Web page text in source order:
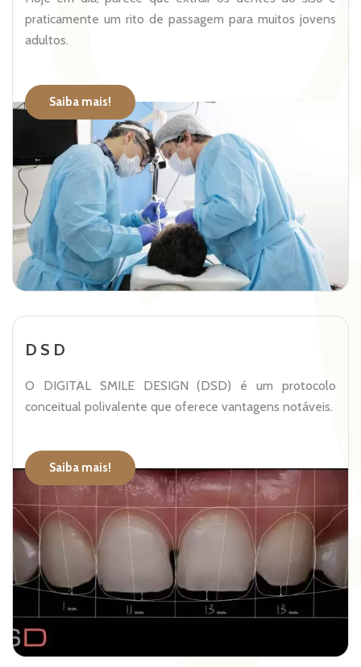
praticamente um rito de passagem para muitos jovens
adultos.
Saiba mais!
DSD
O DIGITAL SMILE DESIGN (DSD) é um protocolo
conceitual polivalente que oferece vantagens notáveis.
Saiba mais!